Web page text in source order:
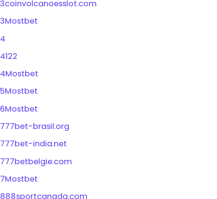
3coinvolcanoesslot.com
3Mostbet
4
4122
4Mostbet
5Mostbet
6Mostbet
777bet-brasil.org
777bet-india.net
777betbelgie.com
7Mostbet
888sportcanada.com